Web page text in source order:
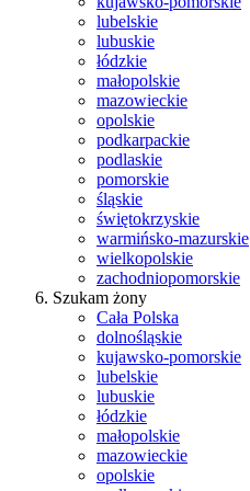
lubelskie
lubuskie
łódzkie
małopolskie
mazowieckie
opolskie
podkarpackie
podlaskie
pomorskie
śląskie
świętokrzyskie
warmińsko-mazurskie
wielkopolskie
zachodniopomorskie
Szukam żony
Cała Polska
dolnośląskie
kujawsko-pomorskie
lubelskie
lubuskie
łódzkie
małopolskie
mazowieckie
opolskie